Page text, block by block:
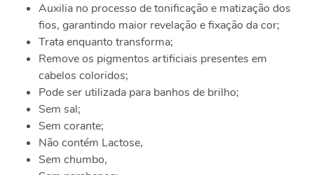
Auxilia no processo de tonificação e matização dos
fios, garantindo maior revelação e fixação da cor;
Trata enquanto transforma;
Remove os pigmentos artificiais presentes em
cabelos coloridos;
Pode ser utilizada para banhos de brilho;
Sem sal;
Sem corante;
Não contém Lactose,
Sem chumbo,